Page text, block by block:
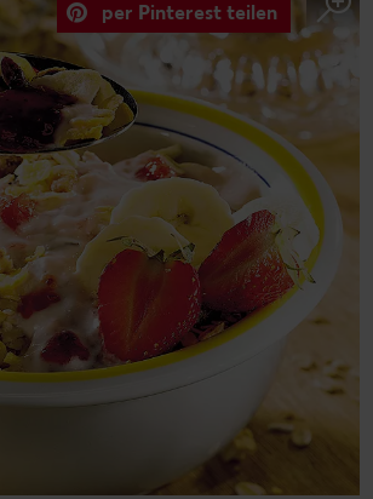
per Pinterest teilen